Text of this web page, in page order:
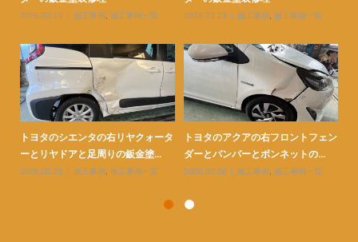
2026.03.19 施工事例 施工事例一覧 2026.03.13 施工事例 施工事例一覧
トヨタのシエンタの右リヤクォータ
ーとリヤドアと足周りの鈑金塗...
2026.02.26 施工事例 施工事例一覧
トヨタのアクアの右フロントフェン
ダーとバンパーとボンネットの...
2026.02.26 施工事例 施工事例一覧